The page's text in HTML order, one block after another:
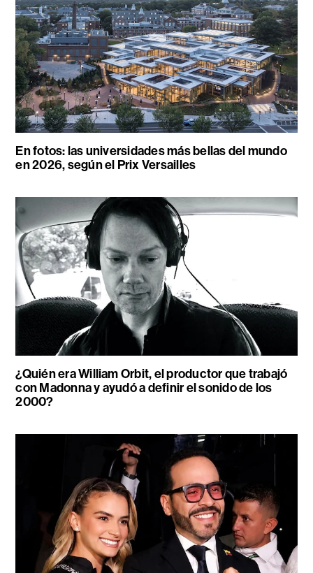
En fotos: las universidades más bellas del mundo
en 2026, según el Prix Versailles
¿Quién era William Orbit, el productor que trabajó
con Madonna y ayudó a definir el sonido de los
2000?